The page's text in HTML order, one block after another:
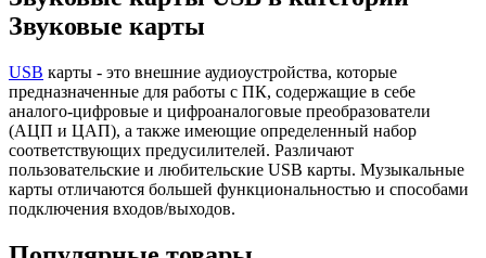
Звуковые карты
USB карты - это внешние аудиоустройства, которые
предназначенные для работы с ПК, содержащие в себе
аналого-цифровые и цифроаналоговые преобразователи
(АЦП и ЦАП), а также имеющие определенный набор
соответствующих предусилителей. Различают
пользовательские и любительские USB карты. Музыкальные
карты отличаются большей функциональностью и способами
подключения входов/выходов.